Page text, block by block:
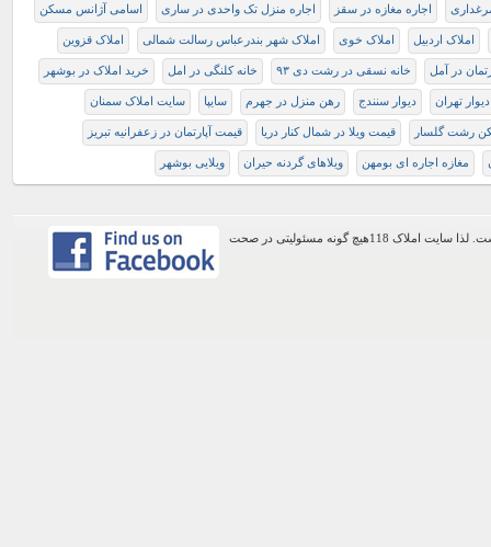
اجاره مغازه در سقز اجاره منزل تک واحدی در ساری اسامی آژانس مسکن
املاک اردبیل املاک خوی املاک شهر بندرعباس رسالت شمالی املاک قزوین
در آمل خانه نسقی در رشت دی ۹۳ خانه کلنگی در امل خرید املاک در بوشهر
دیوار تهران دیوار سنندج رهن منزل در جهرم سایپا سایت املاک سمنان
رشت گلسار قیمت ویلا در شمال کنار دریا قیمت آپارتمان در زعفرانیه تبریز
مغازه اجاره ای بومهن ویلاهای گردنه حیران ویلایی بوشهر
اطلاعات موجود در این وب سایت از طریق کاربران عمومی سایت ثبت شده است. لذا سایت املاک 118هیچ گونه مسئولیتی در صحت